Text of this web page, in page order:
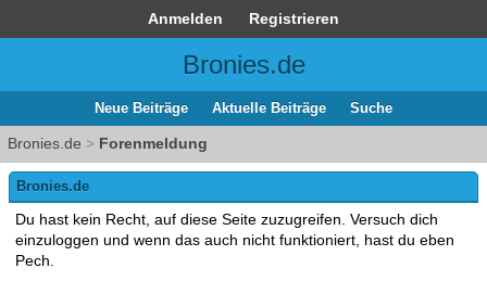
Anmelden Registrieren
Bronies.de
Neue Beiträge Aktuelle Beiträge Suche
Bronies.de > Forenmeldung
Bronies.de
Du hast kein Recht, auf diese Seite zuzugreifen. Versuch dich
einzuloggen und wenn das auch nicht funktioniert, hast du eben
Pech.